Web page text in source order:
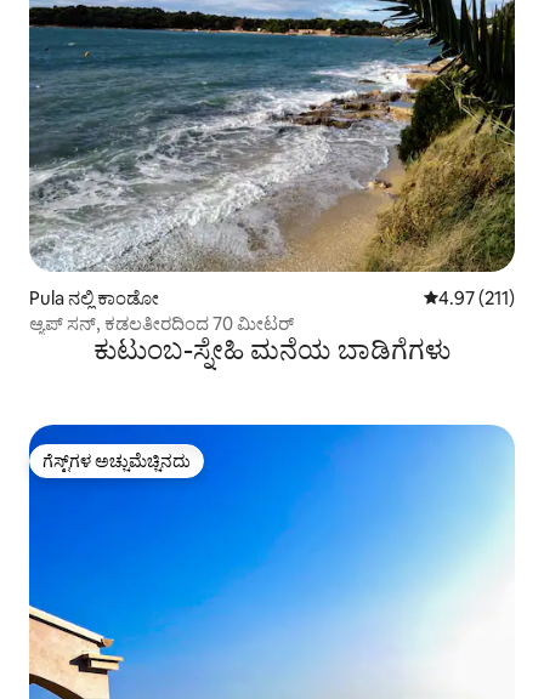
Pula ನಲ್ಲಿ ಕಾಂಡೋ 5 ರಲ್ಲಿ 4.97
4.97 (211)
ಆ್ಯಪ್ ಸನ್, ಕಡಲತೀರದಿಂದ 70 ಮೀಟರ್
ಕುಟುಂಬ-ಸ್ನೇಹಿ ಮನೆಯ ಬಾಡಿಗೆಗಳು
ಗೆಸ್ಟ್‌ಗಳ ಅಚ್ಚುಮೆಚ್ಚಿನದು
ಗೆಸ್ಟ್‌ಗಳ ಅಚ್ಚುಮೆಚ್ಚಿನದು